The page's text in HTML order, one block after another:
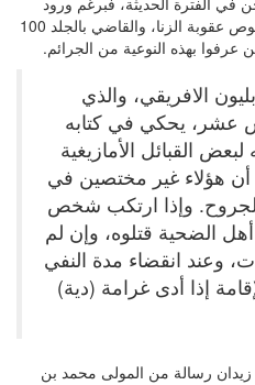
نصوص صريحة وقطعية الدلالة بخصوص عقوبة الزنا، والقاضي بالجلد 100
بهذه النوعية من الجرائم.
الافريقي، والذي
عشر، يحكي في كتابه
القبائل الأمازيغية
أن هؤلاء غير مختصين في
وإذا ارتكب شخص
الضحية قتلوه، وإن لم
وعند انقضاء مدة النفي
إذا أدى غرامة (دية)
رسالة من المولى محمد بن